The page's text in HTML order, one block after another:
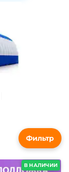
В НАЛИЧИИ
Фильтр